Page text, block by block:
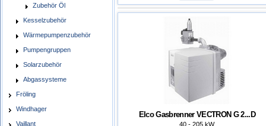
Zubehör Öl
Kesselzubehör
Wärmepumpenzubehör
Pumpengruppen
Solarzubehör
Abgassysteme
Fröling
Windhager
Vaillant
Elco Gasbrenner VECTRON G 2...D
40 - 205 kW